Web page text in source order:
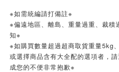
※如需統編請打備註※
※偏遠地區、離島、重量過重、裁積
知※
※如購買數量超過超商取貨重量5kg
或選擇商品含有大全配的選項者，
成您的不便非常抱歉※